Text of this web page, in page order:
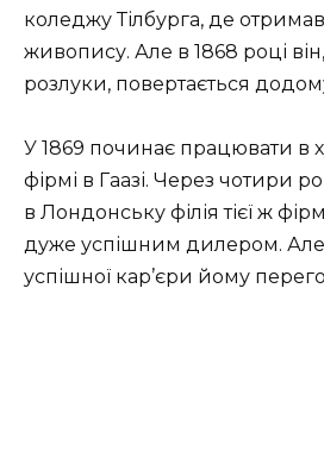
коледжу Тілбурга, де
живопису. Але в 1868 році
розлуки, повертається
У 1869 починає працювати в
фірмі в Гаазі. Через чотири
в Лондонську філія тієї ж
дуже успішним дилером.
успішної кар’єри йому